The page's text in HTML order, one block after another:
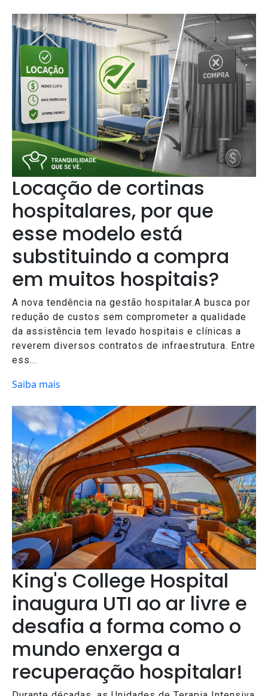
Locação de cortinas
hospitalares, por que
esse modelo está
substituindo a compra
em muitos hospitais?
A nova tendência na gestão hospitalar.A busca por
redução de custos sem comprometer a qualidade
da assistência tem levado hospitais e clínicas a
reverem diversos contratos de infraestrutura. Entre
ess...
Saiba mais
King's College Hospital
inaugura UTI ao ar livre e
desafia a forma como o
mundo enxerga a
recuperação hospitalar!